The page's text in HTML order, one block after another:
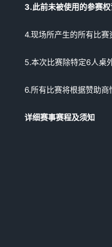
3.此前未被使用的参赛权
4.现场所产生的所有比赛
5.本次比赛除特定6人桌
6.所有比赛将根据赞助商
详细赛事赛程及须知